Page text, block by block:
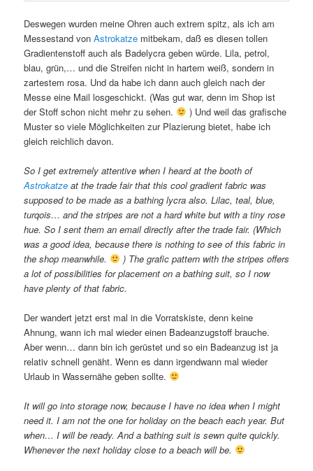
Deswegen wurden meine Ohren auch extrem spitz, als ich am
Messestand vonAstrokatze mitbekam, daß es diesen tollen
Gradientenstoff auch als Badelycra geben würde. Lila, petrol,
blau, grün,… und die Streifen nicht in hartem weiß, sondern in
zartestem rosa. Und da habe ich dann auch gleich nach der
Messe eine Mail losgeschickt. (Was gut war, denn im Shop ist
der Stoff schon nicht mehr zu sehen.
) Und weil das grafische
Muster so viele Möglichkeiten zur Plazierung bietet, habe ich
gleich reichlich davon.
So I get extremely attentive when I heard at the booth of
Astrokatze at the trade fair that this cool gradient fabric was
supposed to be made as a bathing lycra also. Lilac, teal, blue,
turqois… and the stripes are not a hard white but with a tiny rose
hue. So I sent them an email directly after the trade fair. (Which
was a good idea, because there is nothing to see of this fabric in
the shop meanwhile.
) The grafic pattern with the stripes offers
a lot of possibilities for placement on a bathing suit, so I now
have plenty of that fabric.
Der wandert jetzt erst mal in die Vorratskiste, denn keine
Ahnung, wann ich mal wieder einen Badeanzugstoff brauche.
Aber wenn… dann bin ich gerüstet und so ein Badeanzug ist ja
relativ schnell genäht. Wenn es dann irgendwann mal wieder
Urlaub in Wassernähe geben sollte.
It will go into storage now, because I have no idea when I might
need it. I am not the one for holiday on the beach each year. But
when… I will be ready. And a bathing suit is sewn quite quickly.
Whenever the next holiday close to a beach will be.